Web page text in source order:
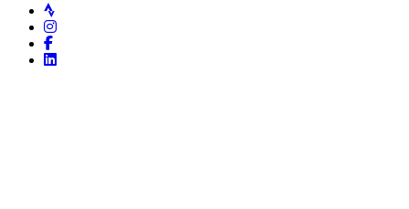
Strava
Instagram
Facebook
LinkedIn